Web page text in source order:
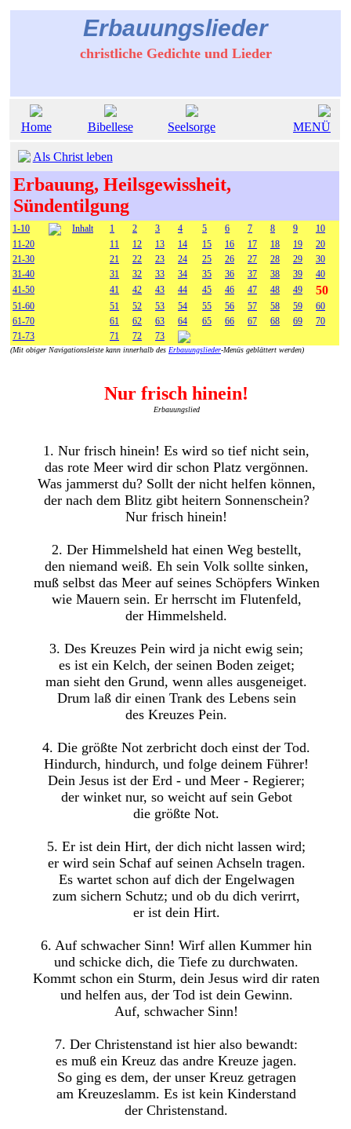
Erbauungslieder
christliche Gedichte und Lieder
Home Bibellese Seelsorge MENÜ
Als Christ leben
Erbauung, Heilsgewissheit,
Sündentilgung
1-10 Inhalt 1 2 3 4 5 6 7 8 9
10
11-20
11 12 13 14 15 16 17 18 19
20
21-30
21 22 23 24 25 26 27 28 29
30
31-40
31 32 33 34 35 36 37 38 39
40
41-50
41 42 43 44 45 46 47 48 49 50
51-60 51 52 53 54 55 56 57 58 59
60
61-70
61 62 63 64 65 66 67 68 69
70
71-73
71 72 73
(Mit obiger Navigationsleiste kann innerhalb des Erbauungslieder-Menüs geblättert werden)
Nur frisch hinein!
Erbauungslied
1. Nur frisch hinein! Es wird so tief nicht sein,
das rote Meer wird dir schon Platz vergönnen.
Was jammerst du? Sollt der nicht helfen können,
der nach dem Blitz gibt heitern Sonnenschein?
Nur frisch hinein!
2. Der Himmelsheld hat einen Weg bestellt,
den niemand weiß. Eh sein Volk sollte sinken,
muß selbst das Meer auf seines Schöpfers Winken
wie Mauern sein. Er herrscht im Flutenfeld,
der Himmelsheld.
3. Des Kreuzes Pein wird ja nicht ewig sein;
es ist ein Kelch, der seinen Boden zeiget;
man sieht den Grund, wenn alles ausgeneiget.
Drum laß dir einen Trank des Lebens sein
des Kreuzes Pein.
4. Die größte Not zerbricht doch einst der Tod.
Hindurch, hindurch, und folge deinem Führer!
Dein Jesus ist der Erd - und Meer - Regierer;
der winket nur, so weicht auf sein Gebot
die größte Not.
5. Er ist dein Hirt, der dich nicht lassen wird;
er wird sein Schaf auf seinen Achseln tragen.
Es wartet schon auf dich der Engelwagen
zum sichern Schutz; und ob du dich verirrt,
er ist dein Hirt.
6. Auf schwacher Sinn! Wirf allen Kummer hin
und schicke dich, die Tiefe zu durchwaten.
Kommt schon ein Sturm, dein Jesus wird dir raten
und helfen aus, der Tod ist dein Gewinn.
Auf, schwacher Sinn!
7. Der Christenstand ist hier also bewandt:
es muß ein Kreuz das andre Kreuze jagen.
So ging es dem, der unser Kreuz getragen
am Kreuzeslamm. Es ist kein Kinderstand
der Christenstand.